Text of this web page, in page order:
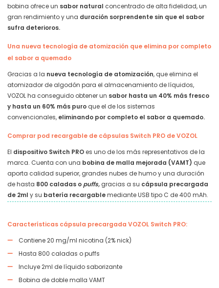
bobina ofrece un sabor natural concentrado de alta fidelidad, un
gran rendimiento y una duración sorprendente sin que el sabor
sufra deterioros.
Una nueva tecnología de atomización que elimina por completo
el sabor a quemado
Gracias a la nueva tecnología de atomización, que elimina el
atomizador de algodón para el almacenamiento de líquidos,
VOZOL ha conseguido obtener un sabor hasta un 40% más fresco
y hasta un 60% más puro que el de los sistemas
convencionales, eliminando por completo el sabor a quemado.
Comprar pod recargable de cápsulas Switch PRO de VOZOL
El dispositivo Switch PRO es uno de los más representativos de la
marca. Cuenta con una bobina de malla mejorada (VAMT) que
aporta calidad superior, grandes nubes de humo y una duración
de hasta 800 caladas o puffs, gracias a su cápsula precargada
de 2ml y su batería recargablemediante USB tipo C de 400 mAh.
Características cápsula precargada VOZOL Switch PRO:
Contiene 20 mg/ml nicotina (2% nick)
Hasta 800 caladas o puffs
Incluye 2ml de líquido saborizante
Bobina de doble malla VAMT